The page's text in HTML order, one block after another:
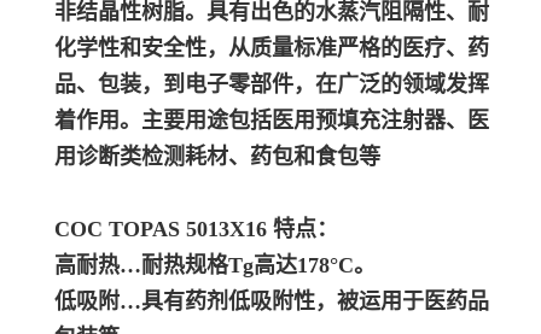
非结晶性树脂。具有出色的水蒸汽阻隔性、耐
化学性和安全性，从质量标准严格的医疗、药
品、包装，到电子零部件，在广泛的领域发挥
着作用。主要用途包括医用预填充注射器、医
用诊断类检测耗材、药包和食包等
COC TOPAS 5013X16 特点：
高耐热…耐热规格Tg高达178°C。
低吸附…具有药剂低吸附性，被运用于医药品